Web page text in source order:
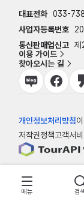
대표전화 033-
사업자등록번호
통신판매업신고 제
이용 가이드
찾아오시는 길
개인정보처리방침
저작권정책고객서
© 한국관광공사
메뉴 검